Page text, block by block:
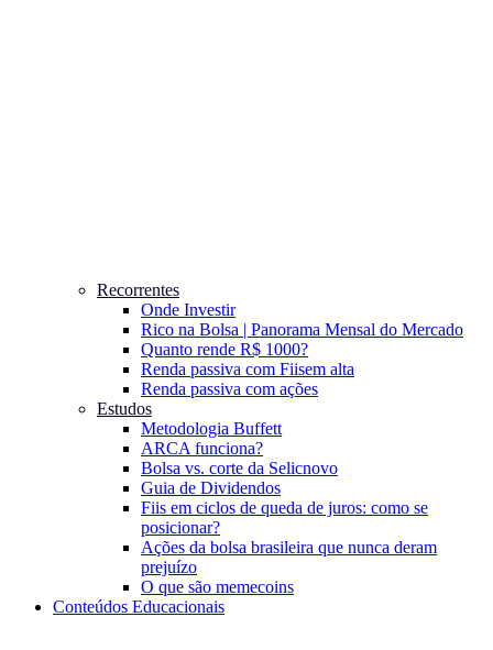
Recorrentes
Onde Investir
Rico na Bolsa | Panorama Mensal do Mercado
Quanto rende R$ 1000?
Renda passiva com Fiisem alta
Renda passiva com ações
Estudos
Metodologia Buffett
ARCA funciona?
Bolsa vs. corte da Selicnovo
Guia de Dividendos
Fiis em ciclos de queda de juros: como se
posicionar?
Ações da bolsa brasileira que nunca deram
prejuízo
O que são memecoins
Conteúdos Educacionais